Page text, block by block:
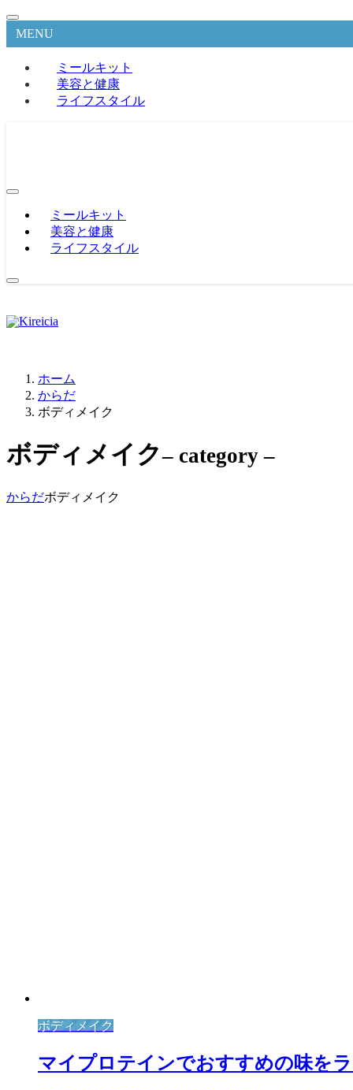
MENU
ミールキット
美容と健康
ライフスタイル
ミールキット
美容と健康
ライフスタイル
ホーム
からだ
ボディメイク
ボディメイク– category –
からだボディメイク
ボディメイク
マイプロテインでおすすめの味を